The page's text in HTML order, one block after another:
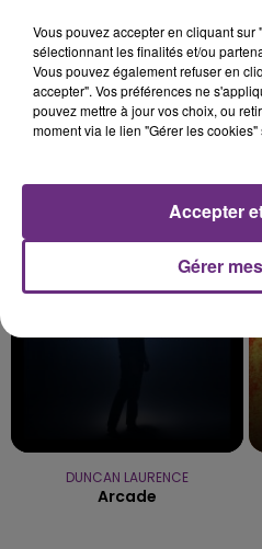
MELODY
DUNCAN LAURENCE
Arcade
Vous pouvez accepter en cliquant sur
sélectionnant les finalités et/ou
Vous pouvez également refuser en
accepter". Vos préférences ne
pouvez mettre à jour vos choix, ou
moment via le lien "Gérer les
Gérer
Accepter